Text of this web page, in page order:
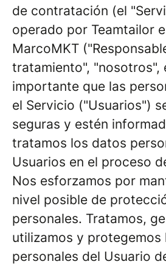
de contratación (el
operado por Teamtailor
MarcoMKT
tratamiento", "nosotros",
importante que las
el Servicio ("Usuarios")
seguras y estén
tratamos los datos
Usuarios en el proceso
Nos esforzamos por
nivel posible de
personales. Tratamos,
utilizamos y protegemos
personales del Usuario